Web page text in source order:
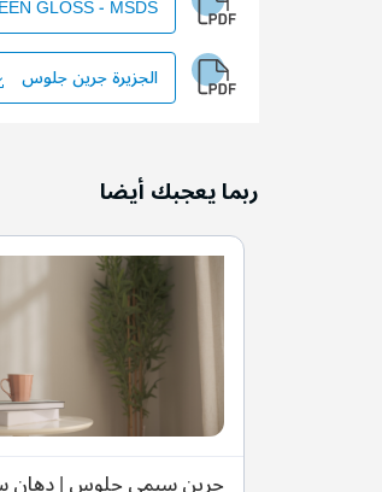
GLOSS - MSDS
الجزيرة جرين جلوس